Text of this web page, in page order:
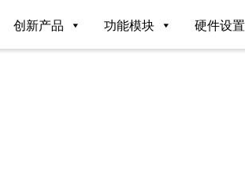
创新产品 功能模块 硬件设置